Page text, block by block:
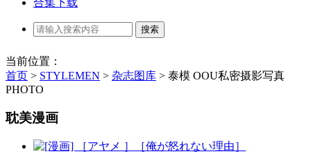
合集下载
当前位置：
首页 > STYLEMEN > 杂志图库 > 泰模 OOU私密摄影写真
PHOTO
耽美漫画